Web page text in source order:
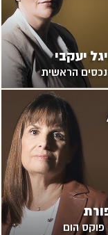
יעקבי
הראשית
פוקס הום